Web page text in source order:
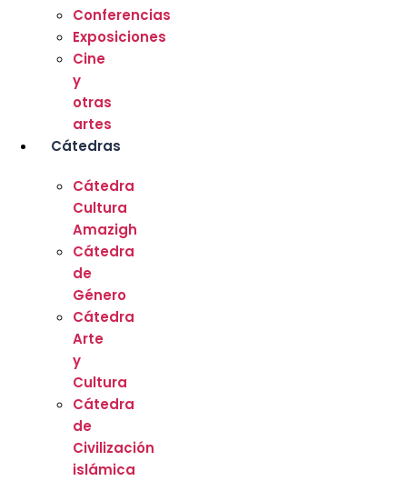
Conferencias
Exposiciones
Cine
y
otras
artes
Cátedras
Cátedra
Cultura
Amazigh
Cátedra
de
Género
Cátedra
Arte
y
Cultura
Cátedra
de
Civilización
islámica